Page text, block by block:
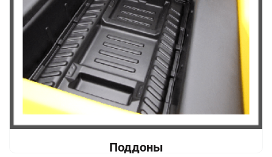
Поддоны